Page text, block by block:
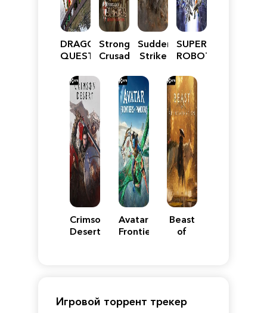
DRAGON
QUEST
Reimagined
Stronghold
Crusader:
Edition
Sudden
Strike
SUPER
ROBOT
Y
Crimson
Desert
Avatar:
Frontiers
Beast
of
Игровой торрент трекер